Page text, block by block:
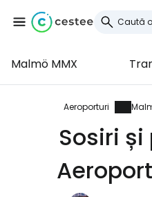
Malmö MMX
Aeroporturi
Sosiri
Cestee
... comunitatea